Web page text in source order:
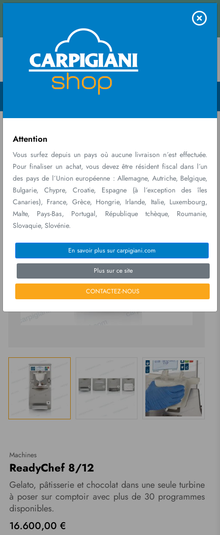
Contactez
Menu Open
Attention
Vous surfez depuis un pays où aucune livraison n´est effectuée.
Pour finaliser un achat, vous devez être résident fiscal dans l´un
des pays de l´Union européenne : Allemagne, Autriche, Belgique,
Bulgarie, Chypre, Croatie, Espagne (à l´exception des îles
Canaries), France, Grèce, Hongrie, Irlande, Italie, Luxembourg,
Malte, Pays-Bas, Portugal, République tchèque, Roumanie,
Slovaquie, Slovénie.
En savoir plus sur carpigiani.com
Plus sur ce site
CONTACTEZ-NOUS
Macchine
Machines
ReadyChef 8/12
Gelato, pâtisserie et chocolat dans une seule turbine
à poser sur comptoir avec plus de 30 programmes
disponibles.
16.600,00 €